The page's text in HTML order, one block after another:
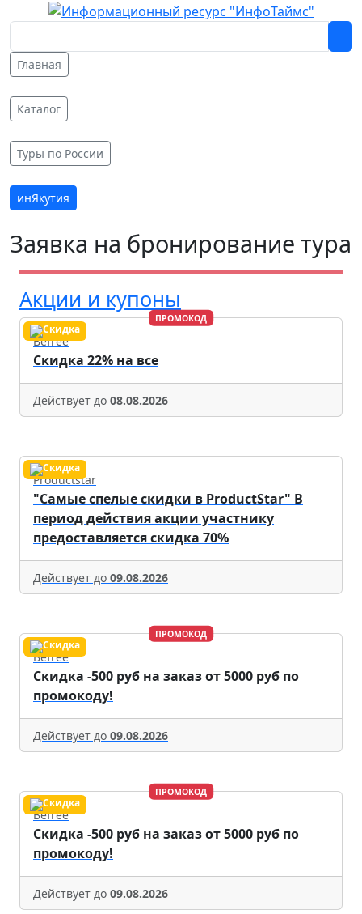
Главная
Каталог
Туры по России
инЯкутия
Заявка на бронирование тура
Акции и купоны
ПРОМОКОД
Befree
Скидка 22% на все
Действует до 08.08.2026
Productstar
"Самые спелые скидки в ProductStar" В
период действия акции участнику
предоставляется скидка 70%
Действует до 09.08.2026
ПРОМОКОД
Befree
Скидка -500 руб на заказ от 5000 руб по
промокоду!
Действует до 09.08.2026
ПРОМОКОД
Befree
Скидка -500 руб на заказ от 5000 руб по
промокоду!
Действует до 09.08.2026